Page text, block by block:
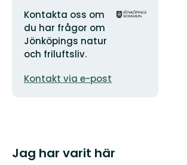
Adress
Kontakta oss om
du har frågor om
Jönköpings natur
och friluftsliv.
postadress
Kontakt via e-post
Organisationens
Jag har varit här